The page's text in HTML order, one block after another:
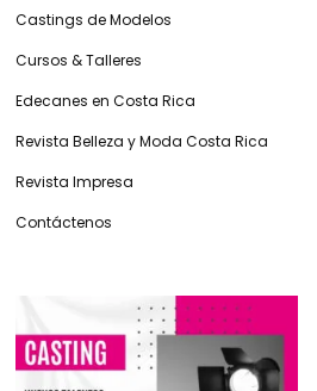
Castings de Modelos
Cursos & Talleres
Edecanes en Costa Rica
Revista Belleza y Moda Costa Rica
Revista Impresa
Contáctenos